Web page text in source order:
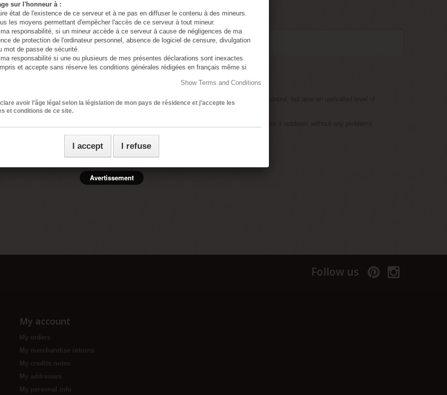
SHORT WHIP
to ensure you never lose your grip. The innovative design not only offers better control, but also an unrivalled level of
Follow us
My account
My orders
My merchandise returns
My credits notes
My addresses
My personal info
sur l'honneur à :
état de l'existence de ce serveur et à ne pas en diffuser le contenu à des mineurs.
les moyens permettant d'empêcher l'accès de ce serveur à tout mineur.
responsabilité, si un mineur accède à ce serveur à cause de négligences de ma
de protection de l'ordinateur personnel, absence de logiciel de censure, divulgation
mot de passe de sécurité.
responsabilité si une ou plusieurs de mes présentes déclarations sont inexactes.
et accepte sans réserve les conditions générales rédigées en français même si
(aucune image de mineur n'est présente sur ce site)
Show Terms and Conditions
avoir l'âge légal selon la législation de mon pays de résidence et j'accepte les
et conditions de ce site.
I accept I refuse
Avertissement